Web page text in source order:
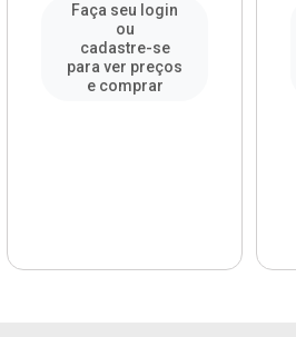
Faça seu login
ou
cadastre-se
para ver preços
e comprar